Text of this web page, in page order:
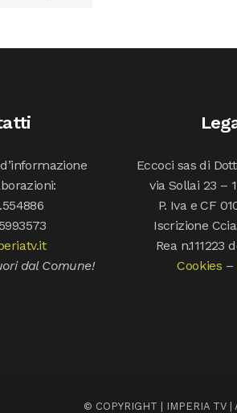
dal Comune!
Eccoci sas di
via Sollai 23 –
P. Iva e CF
Iscrizione
Rea n.111223
Cookies –
© COPYRIGHT | IMPERIA TV